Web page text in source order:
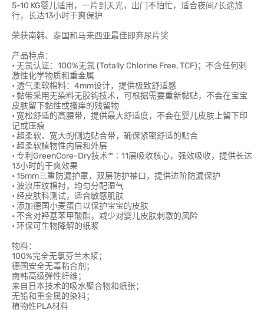
5-10 KG婴儿适用，一片到天光，出门不怕忙，适合夜间/长途旅
行，长达13小时干爽保护
荣获南韩、泰国和马来西亚最佳即弃尿片奖
产品特点：
• 无氯认证：100%无氯 (Totally Chlorine Free, TCF)；不含任何刺
激性化学物质和重金属
• 透气柔软棉料：4mm设计，提供极致舒适感
• 黏带采用无染料无胶钩技术，可根据需要重新黏贴，不会在宝宝
皮肤留下黏性或搔痒的残留物
• 宽松舒适的高腰带，提供最大舒适度，不会在婴儿皮肤上留下印
记或压痕
• 超柔软、宽大的侧边贴合带，确保紧密舒适的贴合
• 超柔软植物性内层和外层
• 专利GreenCore-Dry技术™︰11层吸收核心，强效吸收，提供长达
13小时的干爽效果
• 15mm三重防漏护罩，双层防护袖口，提供进阶防漏保护
• 波浪压纹棉衬，均匀分配湿气
• 经皮肤科测试，适合敏感肌肤
• 添加德国小麦蛋白以保护宝宝的皮肤
• 不含对羟基苯甲酸酯，减少对婴儿皮肤刺激的风险
• 环保可生物降解的纸浆
物料：
100%完全无氯芬兰木浆；
德国安全无毒粘合剂；
南韩高级弹性纤维；
来自日本技术的吸水聚合物和纸张；
无铅和重金属的染料；
植物性PLA材料